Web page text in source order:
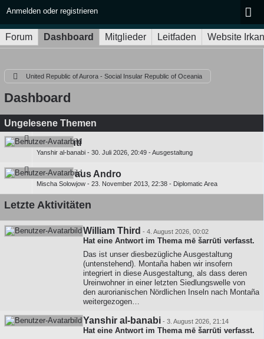
Anmelden oder registrieren
Forum Dashboard Mitglieder Leitfaden Website
United Republic of Aurora - Social Insular Republic of Oceania
Dashboard
Ungelesene Themen
mē šarrūti
Yanshir al-banabi - 30. Juli 2026, 20:49 -Ausgestaltung
Ankunft aus Andro
Mischa Solowjow - 23. November 2013, 22:38 - Diplomatic Area
Letzte Aktivitäten
William Third - 4. August 2026, 00:02
Hat eine Antwort im Thema mē šarrūti verfasst.
Das ist unser diesbezügliche Ausgestaltung
(untenstehend). Montaña haben wir insofern
integriert in diese Ausgestaltung, als dass deren
Ureinwohner in einer letzten Siedlungswelle von
den aurorianischen Nördlichen Inseln nach Montaña
weitergezogen…
Yanshir al-banabi - 3. August 2026, 21:14
Hat eine Antwort im Thema mē šarrūti verfasst.